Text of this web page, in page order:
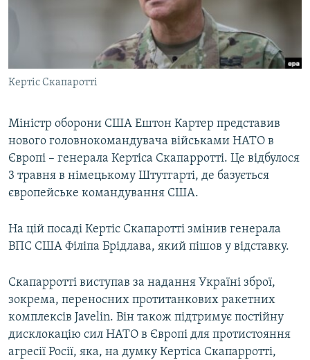
УКРАЇНСЬКА ПРОБЛЕМА КРИМУ
ІНФОГРАФІКА
ДОЛУЧАЙСЯ!
Усі сайти RFE/RL
Кертіс Скапаротті
Міністр оборони США Ештон Картер представив
нового головнокомандувача військами НАТО в
Європі – генерала Кертіса Скапарротті. Це відбулося
3 травня в німецькому Штутгарті, де базується
європейське командування США.
На цій посаді Кертіс Скапаротті змінив генерала
ВПС США Філіпа Брідлава, який пішов у відставку.
Скапарротті виступав за надання Україні зброї,
зокрема, переносних протитанкових ракетних
комплексів Javelin. Він також підтримує постійну
дисклокацію сил НАТО в Європі для протистояння
агресії Росії, яка, на думку Кертіса Скапарротті,